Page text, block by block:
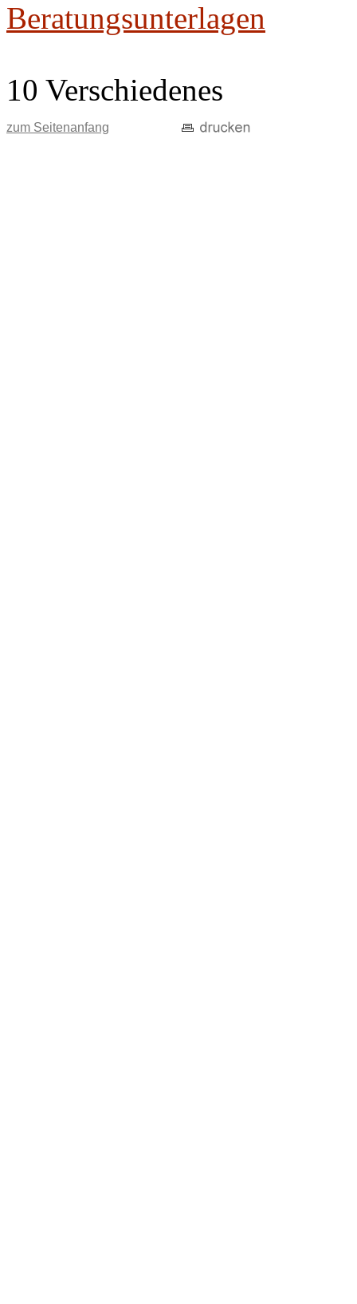
Beratungsunterlagen
10 Verschiedenes
zum Seitenanfang